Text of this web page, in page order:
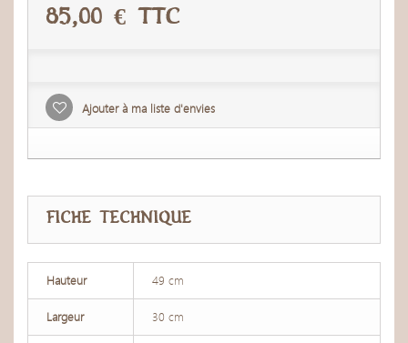
85,00 € TTC
Ajouter à ma liste d'envies
FICHE TECHNIQUE
Hauteur 49 cm
Largeur 30 cm